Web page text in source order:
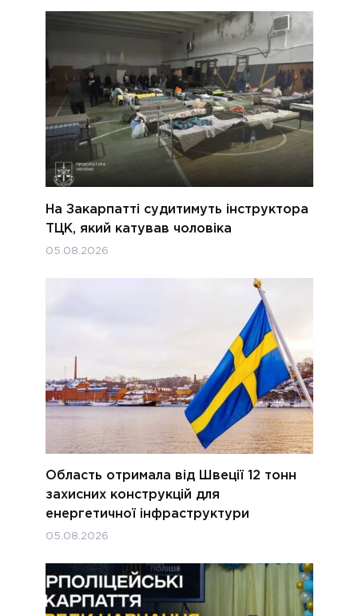
На Закарпатті судитимуть інструктора
ТЦК, який катував чоловіка
05.08.2026
Область отримала від Швеції 12 тонн
захисних конструкцій для
енергетичної інфраструктури
05.08.2026